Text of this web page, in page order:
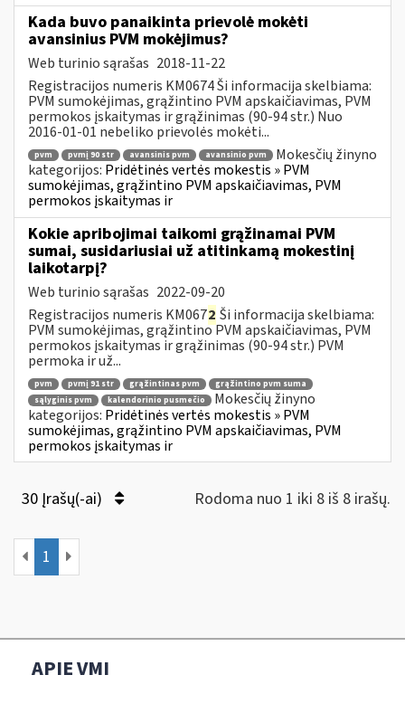
Kada buvo panaikinta prievolė mokėti
avansinius PVM mokėjimus?
Web turinio sąrašas 2018-11-22
Registracijos numeris KM0674 Ši informacija skelbiama:
PVM sumokėjimas, grąžintino PVM apskaičiavimas, PVM
permokos įskaitymas ir grąžinimas (90-94 str.) Nuo
2016-01-01 nebeliko prievolės mokėti...
pvm pvmį 90 str avansinis pvm avansinio pvm
Mokesčių žinyno
kategorijos: Pridėtinės vertės mokestis » PVM
sumokėjimas, grąžintino PVM apskaičiavimas, PVM
permokos įskaitymas ir
Kokie apribojimai taikomi grąžinamai PVM
sumai, susidariusiai už atitinkamą mokestinį
laikotarpį?
Web turinio sąrašas 2022-09-20
Registracijos numeris KM0672 Ši informacija skelbiama:
PVM sumokėjimas, grąžintino PVM apskaičiavimas, PVM
permokos įskaitymas ir grąžinimas (90-94 str.) PVM
permoka ir už...
pvm pvmį 91 str grąžintinas pvm
grąžintino pvm suma
sąlyginis pvm
kalendorinio pusmečio
Mokesčių žinyno
kategorijos: Pridėtinės vertės mokestis » PVM
sumokėjimas, grąžintino PVM apskaičiavimas, PVM
permokos įskaitymas ir
30 Įrašų(-ai) Rodoma nuo 1 iki 8 iš 8 irašų.
1
APIE VMI